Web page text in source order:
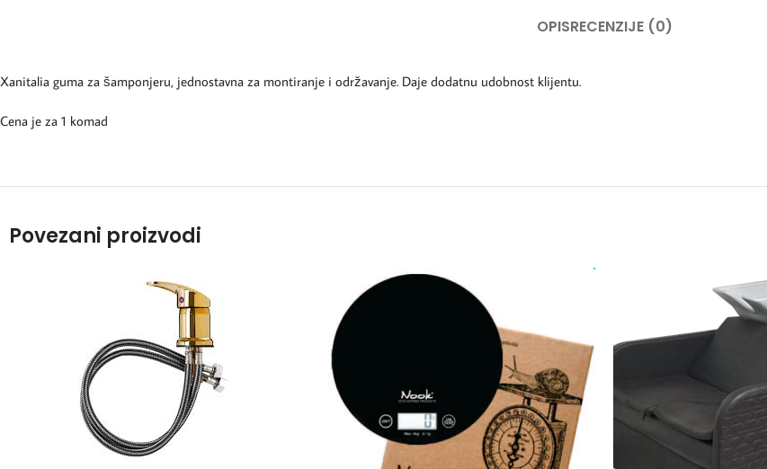
OPISRECENZIJE (0)
Xanitalia guma za šamponjeru, jednostavna za montiranje i održavanje. Daje dodatnu udobnost klijentu.
Cena je za 1 komad
Povezani proizvodi